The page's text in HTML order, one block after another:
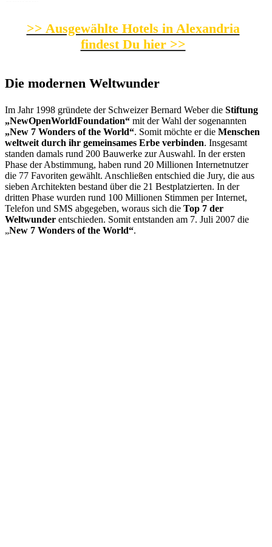
>> Ausgewählte Hotels in Alexandria
findest Du hier >>
Die modernen Weltwunder
Im Jahr 1998 gründete der Schweizer Bernard Weber die Stiftung
„NewOpenWorldFoundation“ mit der Wahl der sogenannten
„New 7 Wonders of the World“. Somit möchte er die Menschen
weltweit durch ihr gemeinsames Erbe verbinden. Insgesamt
standen damals rund 200 Bauwerke zur Auswahl. In der ersten
Phase der Abstimmung, haben rund 20 Millionen Internetnutzer
die 77 Favoriten gewählt. Anschließen entschied die Jury, die aus
sieben Architekten bestand über die 21 Bestplatzierten. In der
dritten Phase wurden rund 100 Millionen Stimmen per Internet,
Telefon und SMS abgegeben, woraus sich die Top 7 der
Weltwunder entschieden. Somit entstanden am 7. Juli 2007 die
„New 7 Wonders of the World“.